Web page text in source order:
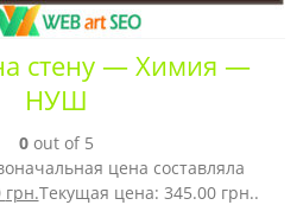
стену — Химия —
НУШ
0out of 5
цена составляла
грн.Текущая цена: 345.00 грн..